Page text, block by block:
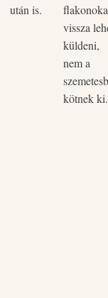
után is.
vissza
küldeni,
nem a
kötnek ki.